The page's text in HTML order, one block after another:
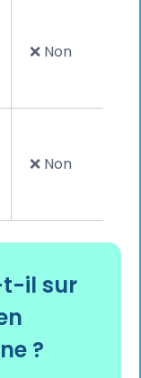
❌ Non
❌ Non
t-il sur
?